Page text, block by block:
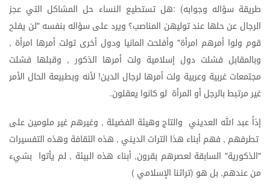
طريقة سؤاله وجوابه) :هل تستطيع النساء حل المشاكل التي عجز
الرجال عنحلها عندتوليهن المناصب؟ ويردعلى سؤاله بنفسه "لن يفلح
قوم ولوا أمرهم امرأة" وأفلحت المانيا ودول أخرى تولت أمرها امرأة ,
وبالمقابل فشلت دول إسلامية ولت أمرها الذكور , وقبلها فشلت
مجتمعات غربية وعربية ولت أمرها لرجال الدين!لأنه وبطبيعة الحال الأمر
غيرمرتبطبالرجلأو المرأة لو كانوا يعقلون.
إذاًعبد الله العديني والتاج وهيئة الفضيلة , وغيرهم غير ملومين على
تطرفهم , فهمأبناء هذا التراث الديني , هذه الثقافة وهذه التفسيرات
"الذكورية" السابقة لعصرهم بقرون,أبناء هذه البيئة , لم يأتوا بشيء
منعندهم, بل هو (تراثنا الإسلامي )